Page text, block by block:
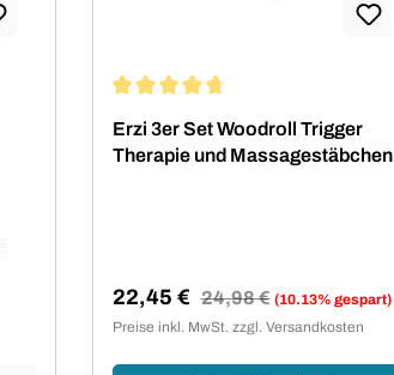
Erzi 3er Set Woodroll Trigger
Therapie und Massagestäbchen
Verkaufspreis:
22,45 € Regulärer Preis:
24,98 € (10.13% gespart)
Preise inkl. MwSt. zzgl. Versandkosten